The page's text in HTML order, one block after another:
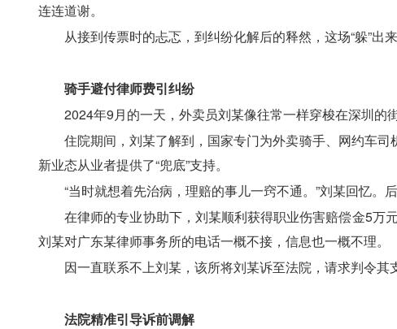
连连道谢。
从接到传票时的忐忑，到纠纷化解后的释然，这场“躲”出
骑手避付律师费引纠纷
2024年9月的一天，外卖员刘某像往常一样穿梭在深圳的
住院期间，刘某了解到，国家专门为外卖骑手、网约车司
新业态从业者提供了“兜底”支持。
“当时就想着先治病，理赔的事儿一窍不通。”刘某回忆。
在律师的专业协助下，刘某顺利获得职业伤害赔偿金5万元
刘某对广东某律师事务所的电话一概不接，信息也一概不理。
因一直联系不上刘某，该所将刘某诉至法院，请求判令其
法院精准引导诉前调解